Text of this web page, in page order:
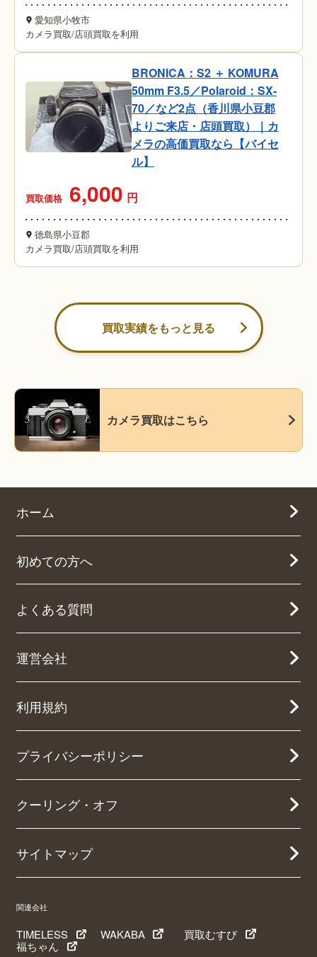
愛知県小牧市
カメラ買取/店頭買取を利用
BRONICA：S2 ＋ KOMURA
50mm F3.5／Polaroid：SX-
70／など2点（香川県小豆郡
よりご来店・店頭買取）｜カ
メラの高価買取なら【バイセ
ル】
買取価格 6,000 円
徳島県小豆郡
カメラ買取/店頭買取を利用
買取実績をもっと見る
カメラ買取はこちら
ホーム
初めての方へ
よくある質問
運営会社
利用規約
プライバシーポリシー
クーリング・オフ
サイトマップ
関連会社
TIMELESS WAKABA
買取むすび
福ちゃん